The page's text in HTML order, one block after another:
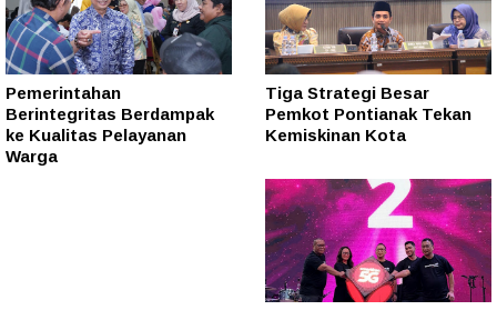
Pemerintahan
Berintegritas Berdampak
ke Kualitas Pelayanan
Warga
Tiga Strategi Besar
Pemkot Pontianak Tekan
Kemiskinan Kota